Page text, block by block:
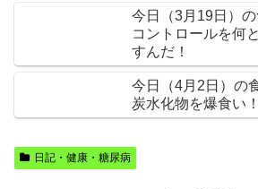
今日（3月19日）
コントロールを何
すんだ！
今日（4月2日）の
炭水化物を爆食い
日記・健康・糖尿病